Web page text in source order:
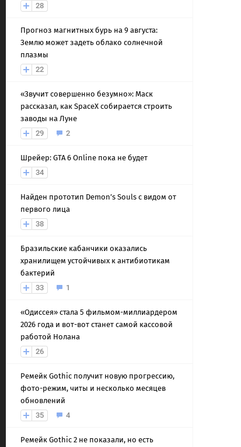
28
Прогноз магнитных бурь на 9 августа:
Землю может задеть облако солнечной
плазмы
22
«Звучит совершенно безумно»: Маск
рассказал, как SpaceX собирается строить
заводы на Луне
29
2
Шрейер: GTA 6 Online пока не будет
34
Найден прототип Demon’s Souls с видом от
первого лица
38
Бразильские кабанчики оказались
хранилищем устойчивых к антибиотикам
бактерий
33
1
«Одиссея» стала 5 фильмом-миллиардером
2026 года и вот-вот станет самой кассовой
работой Нолана
26
Ремейк Gothic получит новую прогрессию,
фото-режим, читы и несколько месяцев
обновлений
35
4
Ремейк Gothic 2 не показали, но есть